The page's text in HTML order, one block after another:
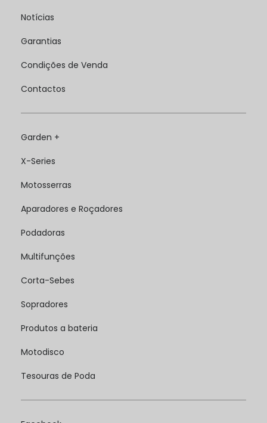
Notícias
Garantias
Condições de Venda
Contactos
Garden +
X-Series
Motosserras
Aparadores e Roçadores
Podadoras
Multifunções
Corta-Sebes
Sopradores
Produtos a bateria
Motodisco
Tesouras de Poda